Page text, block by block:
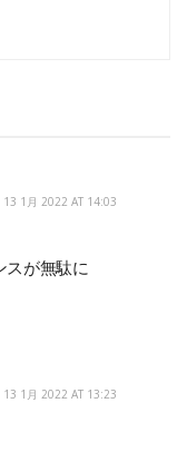
13 1月 2022 AT 14:03
スが無駄に
13 1月 2022 AT 13:23